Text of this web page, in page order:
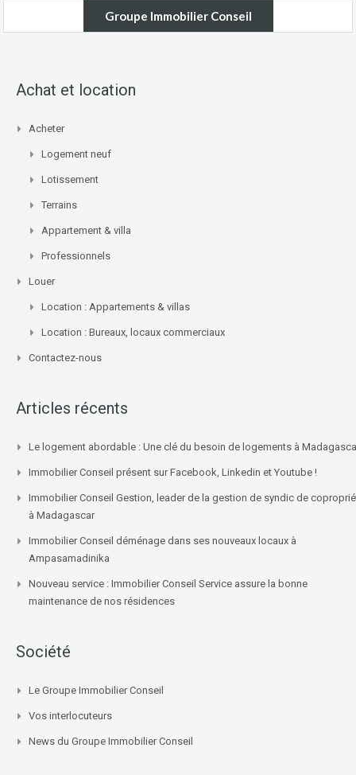
Groupe Immobilier Conseil
Achat et location
Acheter
Logement neuf
Lotissement
Terrains
Appartement & villa
Professionnels
Louer
Location : Appartements & villas
Location : Bureaux, locaux commerciaux
Contactez-nous
Articles récents
Le logement abordable : Une clé du besoin de logements à
Immobilier Conseil présent sur Facebook, Linkedin et Youtube !
Immobilier Conseil Gestion, leader de la gestion de syndic de
à Madagascar
Immobilier Conseil déménage dans ses nouveaux locaux à
Ampasamadinika
Nouveau service : Immobilier Conseil Service assure la bonne
maintenance de nos résidences
Société
Le Groupe Immobilier Conseil
Vos interlocuteurs
News du Groupe Immobilier Conseil